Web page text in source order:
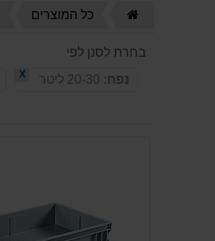
כל המוצרים
בחרת לסנן לפי
נפח:
X